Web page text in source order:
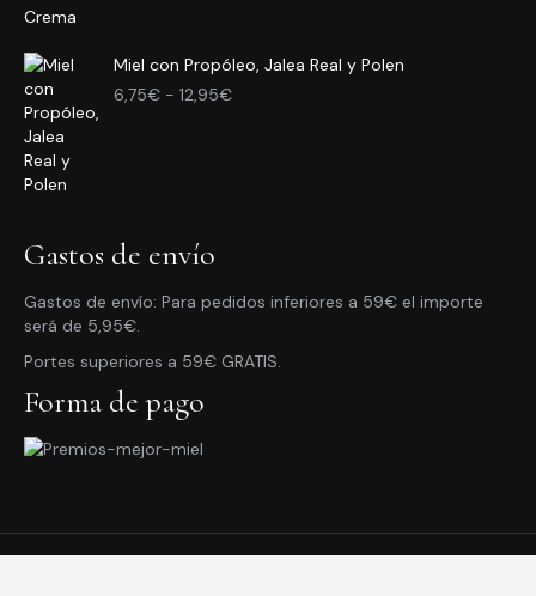
3,95€
Miel con Propóleo, Jalea Real y Polen
6,75€ - 12,95€Rango
Gastos de envío
Gastos de envío: Para pedidos inferiores a 59€ el importe
será de 5,95€.
Portes superiores a 59€ GRATIS.
Forma de pago